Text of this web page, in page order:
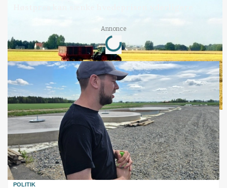
Annonce
Loading...
POLITIK